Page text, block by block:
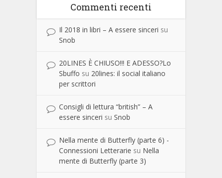
Commenti recenti
Il 2018 in libri – A essere sinceri su
Snob
20LINES È CHIUSO!!! E ADESSO?Lo
Sbuffo su 20lines: il social italiano
per scrittori
Consigli di lettura “british” – A
essere sinceri su Snob
Nella mente di Butterfly (parte 6) -
Connessioni Letterarie su Nella
mente di Butterfly (parte 3)